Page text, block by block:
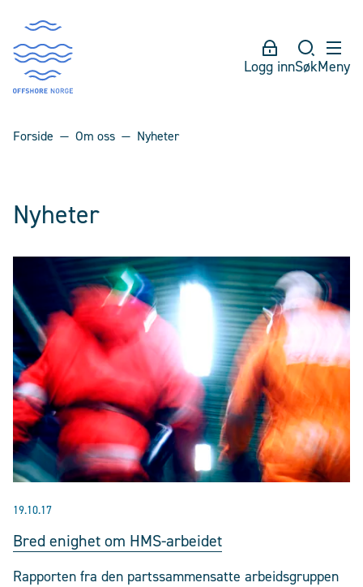
Logg innSøkMeny
Forside Om oss Nyheter
Nyheter
19.10.17
Bred enighet om HMS-arbeidet
Rapporten fra den partssammensatte arbeidsgruppen